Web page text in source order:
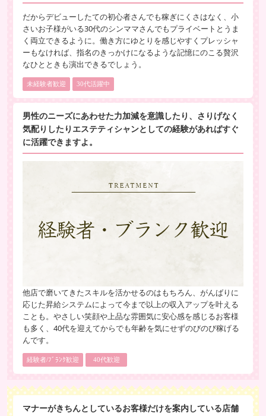
だからデビューしたての初心者さんでも稼ぎにくさはなく、小
さいお子様がいる30代のシンママさんでもプライベートとうま
く両立できるように。働き方にゆとりを感じやすくプレッシャ
ーもなければ、指名のきっかけになるような記憶にのこる贅沢
なひとときも演出できるでしょう。
未経験者歓迎 30代活躍中
男性のニーズにあわせた力加減を意識したり、さりげなく
気配りしたりエステティシャンとしての経験があればすぐ
に活躍できますよ。
他店で磨いてきたスキルを活かせるのはもちろん、がんばりに
応じた昇給システムによって今まで以上の収入アップを叶える
ことも。やさしい笑顔や上品な雰囲気に安心感を感じるお客様
も多く、40代を迎えてからでも年齢を気にせずのびのび稼げる
んです。
経験者/ﾌﾞﾗﾝｸ歓迎 40代歓迎
マナーがきちんとしているお客様だけを案内している店舗